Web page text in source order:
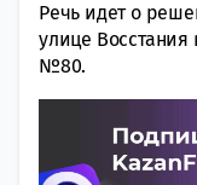
Речь идет о
улице Восстания
№80.